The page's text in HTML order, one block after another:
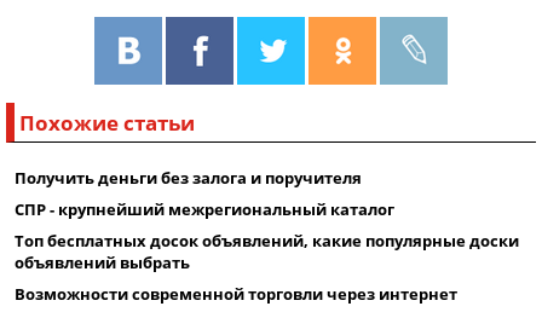
Похожие статьи
Получить деньги без залога и поручителя
СПР - крупнейший межрегиональный каталог
Топ бесплатных досок объявлений, какие популярные доски
объявлений выбрать
Возможности современной торговли через интернет